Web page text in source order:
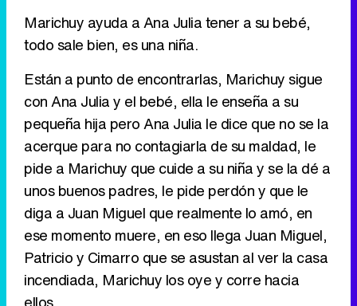
Marichuy ayuda a Ana Julia tener a su bebé,
todo sale bien, es una niña.
Están a punto de encontrarlas, Marichuy sigue
con Ana Julia y el bebé, ella le enseña a su
pequeña hija pero Ana Julia le dice que no se la
acerque para no contagiarla de su maldad, le
pide a Marichuy que cuide a su niña y se la dé a
unos buenos padres, le pide perdón y que le
diga a Juan Miguel que realmente lo amó, en
ese momento muere, en eso llega Juan Miguel,
Patricio y Cimarro que se asustan al ver la casa
incendiada, Marichuy los oye y corre hacia